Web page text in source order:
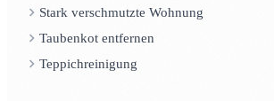
Stark verschmutzte Wohnung
Taubenkot entfernen
Teppichreinigung